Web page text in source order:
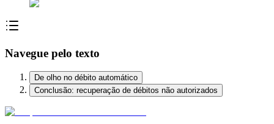
Navegue pelo texto
De olho no débito automático
Conclusão: recuperação de débitos não autorizados